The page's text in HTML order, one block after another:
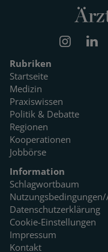
Rubriken
Startseite
Medizin
Praxiswissen
Politik & Debatte
Regionen
Kooperationen
Jobbörse
Information
Schlagwortbaum
Nutzungsbedingungen/
Datenschutzerklärung
Cookie-Einstellungen
Impressum
Kontakt